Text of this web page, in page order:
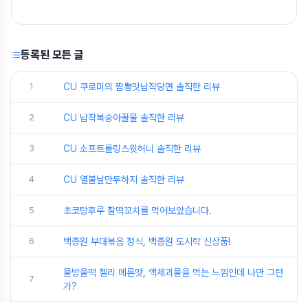
등록된 모든 글
1 CU 쿠로미의 짬뽕맛납작당면 솔직한 리뷰
2 CU 납작복숭아꿀물 솔직한 리뷰
3 CU 소프트롤링스윗허니 솔직한 리뷰
4 CU 열불날만두하지 솔직한 리뷰
5 초코탕후루 찰떡꼬치를 먹어보았습니다.
6 백종원 부대볶음 정식, 백종원 도시락 신상품!
7
물방울떡 젤리 메론맛, 액체괴물을 먹는 느낌인데 나만 그런
가?